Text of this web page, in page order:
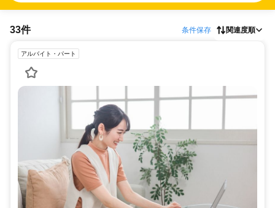
33件 条件保存 関連度順
アルバイト・パート